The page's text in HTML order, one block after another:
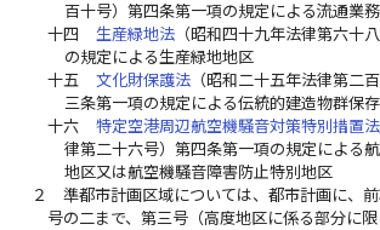
百十号）第四条第一項の規定による流通業
十四
生産緑地法（昭和四十九年法律第六十
の規定による生産緑地地区
十五
文化財保護法（昭和二十五年法律第二
三条第一項の規定による伝統的建造物群保
十六
特定空港周辺航空機騒音対策特別措置法
律第二十六号）第四条第一項の規定による
地区又は航空機騒音障害防止特別地区
２
準都市計画区域については、都市計画に、
号の二まで、第三号（高度地区に係る部分に限